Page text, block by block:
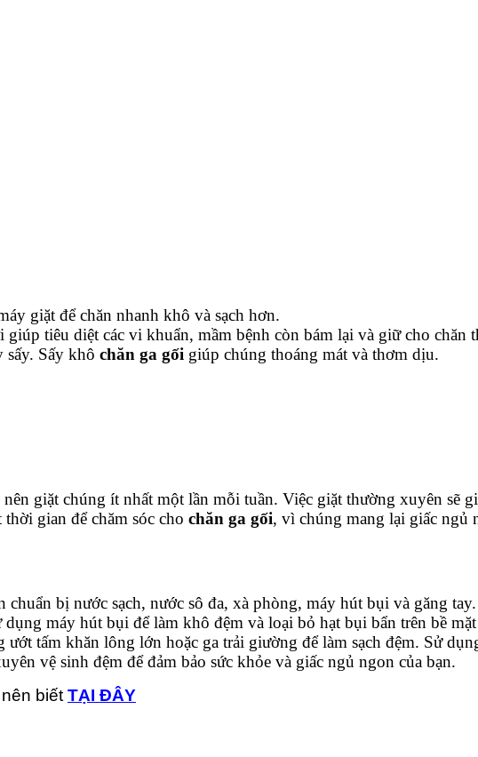
giặt để chăn nhanh khô và sạch hơn.
tiêu diệt các vi khuẩn, mầm bệnh còn bám lại và giữ cho chăn
sấy. Sấy khô chăn ga gối giúp chúng thoáng mát và thơm dịu.
nên giặt chúng ít nhất một lần mỗi tuần. Việc giặt thường xuyên
gian để chăm sóc cho chăn ga gối, vì chúng mang lại giấc ngủ
bị nước sạch, nước sô đa, xà phòng, máy hút bụi và găng
máy hút bụi để làm khô đệm và loại bỏ hạt bụi bẩn trên bề
tấm khăn lông lớn hoặc ga trải giường để làm sạch đệm. Sử
vệ sinh đệm để đảm bảo sức khỏe và giấc ngủ ngon của bạn.
biết TẠI ĐÂY